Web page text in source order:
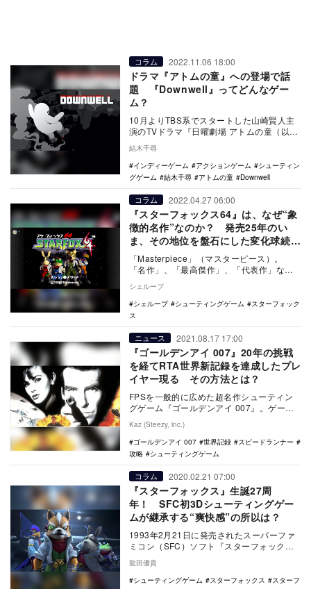
コラム 2022.11.06 18:00
ドラマ『アトムの童』への登場で話
題 『Downwell』ってどんなゲー
ム？
10月よりTBS系でスタートした山崎賢人主
演のTVドラマ『日曜劇場 アトムの童（以
下、アトムの童）』。そのなかに登場する
ゲーム『…
結木千尋
インディーゲーム
アクションゲーム
シューティン
グゲーム
結木千尋 アトムの童 Downwell
コラム 2022.04.27 06:00
『スターフォックス64』は、なぜ“象
徴的名作”なのか？ 発売25年のい
ま、その地位を盤石にした変化球続き
のシリーズに言いたいこと
「Masterpiece」（マスターピース）。
「名作」、「最高傑作」、「代表作」など
の意味を指す英単語である。 また、…
シェループ
シェループ
シューティングゲーム
スターフォック
ス
ニュース 2021.08.17 17:00
『ゴールデンアイ 007』20年の挑戦
を経てRTA世界新記録を達成したプレ
イヤー現る その方法とは？
FPSを一般的に広めた超名作シューティン
グゲーム『ゴールデンアイ 007』。ゲーム
ゲームで…
Kaz (Steezy, inc.)
ゴールデンアイ 007
世界記録
スピードランナー
攻略
シューティングゲーム
コラム 2020.02.21 07:00
『スターフォックス』生誕27周
年！ SFC初3Dシューティングゲー
ムが継承する“爽快感”の所以は？
1993年2月21日に発売されたスーパーファ
ミコン（SFC）ソフト『スターフォック
は、ロム…
龍田優貴
シューティングゲーム
スターフォックス
スターフ